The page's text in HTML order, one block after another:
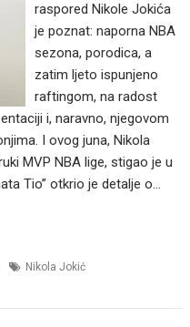
raspored Nikole Jokića
je poznat: naporna NBA
sezona, porodica, a
zatim ljeto ispunjeno
raftingom, na radost
i, naravno, njegovom
I ovog juna, Nikola
MVP NBA lige, stigao je u
Tio” otkrio je detalje o…
Nikola Jokić